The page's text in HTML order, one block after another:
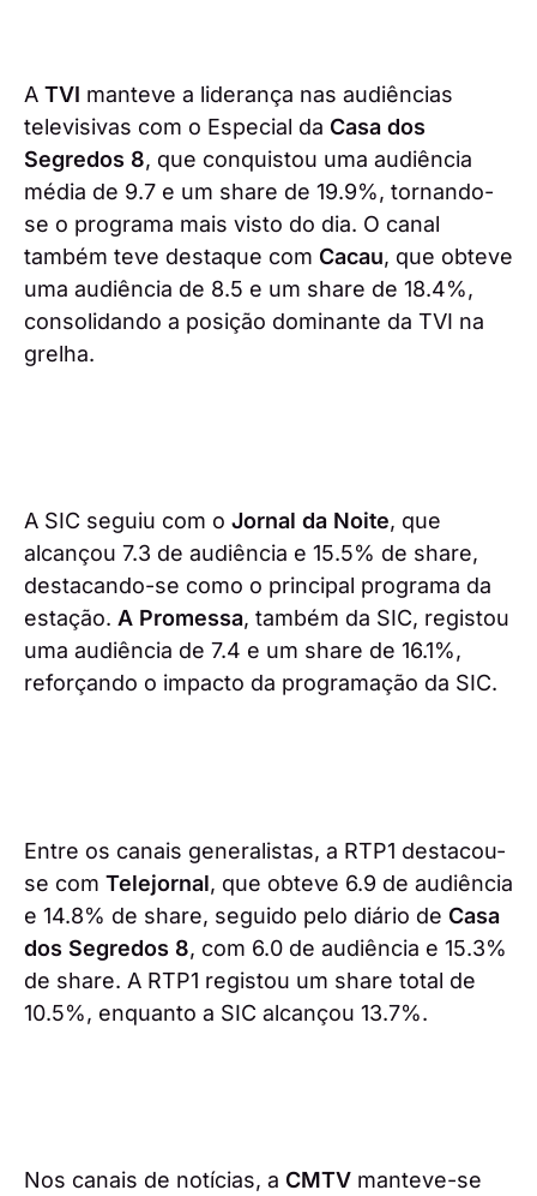
A TVI manteve a liderança nas audiências
televisivas com o Especial da Casa dos
Segredos 8, que conquistou uma audiência
média de 9.7 e um share de 19.9%, tornando-
se o programa mais visto do dia. O canal
também teve destaque com Cacau, que obteve
uma audiência de 8.5 e um share de 18.4%,
consolidando a posição dominante da TVI na
grelha.
A SIC seguiu com o Jornal da Noite, que
alcançou 7.3 de audiência e 15.5% de share,
destacando-se como o principal programa da
estação. A Promessa, também da SIC, registou
uma audiência de 7.4 e um share de 16.1%,
reforçando o impacto da programação da SIC.
Entre os canais generalistas, a RTP1 destacou-
se com Telejornal, que obteve 6.9 de audiência
e 14.8% de share, seguido pelo diário de Casa
dos Segredos 8, com 6.0 de audiência e 15.3%
de share. A RTP1 registou um share total de
10.5%, enquanto a SIC alcançou 13.7%.
Nos canais de notícias, a CMTV manteve-se